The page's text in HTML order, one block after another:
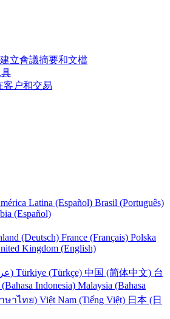
立會議摘要和文檔
客户和交易
Latina (Español) Brasil (Português)
(Español)
(Deutsch) France (Français) Polska
Kingdom (English)
UAE (عربي) Türkiye (Türkçe) 中国 (简体中文) 台
Indonesia) Malaysia (Bahasa
ษาไทย) Việt Nam (Tiếng Việt) 日本 (日